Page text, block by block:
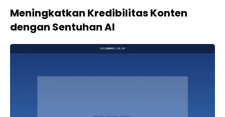
Meningkatkan Kredibilitas Konten
dengan Sentuhan AI